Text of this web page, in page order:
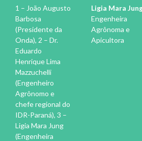
1 – João Augusto
Barbosa
(Presidente da
Onda), 2 – Dr.
Eduardo
Henrique Lima
Mazzuchelli
(Engenheiro
Agrônomo e
chefe regional do
IDR-Paraná), 3 –
Ligia Mara Jung
(Engenheira
Ligia Mara
Engenheira
Agrônoma e
Apicultora